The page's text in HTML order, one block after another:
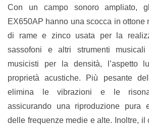
Con un campo sonoro ampliato,
EX650AP hanno una scocca in ottone
di rame e zinco usata per la
sassofoni e altri strumenti
musicisti per la densità, l’aspetto
proprietà acustiche. Più pesante
elimina le vibrazioni e le
assicurando una riproduzione pura
delle frequenze medie e alte. Inoltre, il